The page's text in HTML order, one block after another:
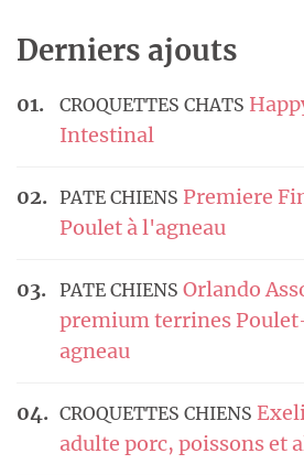
Derniers ajouts
CROQUETTES CHATS
Intestinal
PATE CHIENS Premiere
Poulet à l'agneau
PATE CHIENS Orlando
premium terrines
agneau
CROQUETTES CHIENS
adulte porc, poissons et